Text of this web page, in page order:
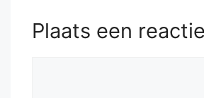
Plaats een reactie